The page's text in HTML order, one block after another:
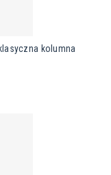
kolumna